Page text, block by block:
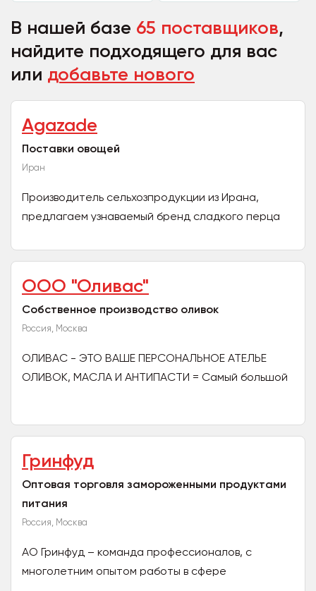
В нашей базе 65 поставщиков,
найдите подходящего для вас
или добавьте нового
Agazade
Поставки овощей
Иран
Производитель сельхозпродукции из Ирана,
предлагаем узнаваемый бренд сладкого перца
Осуществляем прямые...
ООО "Оливас"
Собственное производство оливок
Россия, Москва
ОЛИВАС - ЭТО ВАШЕ ПЕРСОНАЛЬНОЕ АТЕЛЬЕ
ОЛИВОК, МАСЛА И АНТИПАСТИ = Самый большой
Гринфуд
Оптовая торговля замороженными продуктами
питания
Россия, Москва
АО Гринфуд – команда профессионалов, с
многолетним опытом работы в сфере